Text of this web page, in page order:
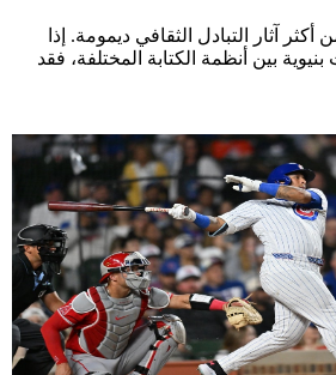
أكثر آثار التبادل الثقافي ديمومة. إذا
بين أنظمة الكتابة المختلفة، فقد